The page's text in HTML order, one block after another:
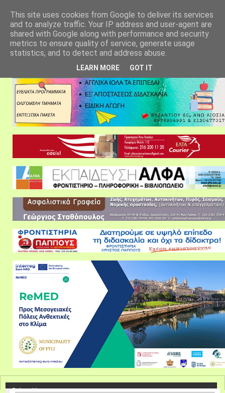
This site uses cookies from Google to deliver its services
and to analyze traffic. Your IP address and user-agent are
shared with Google along with performance and security
metrics to ensure quality of service, generate usage
statistics, and to detect and address abuse.
LEARN MORE GOT IT